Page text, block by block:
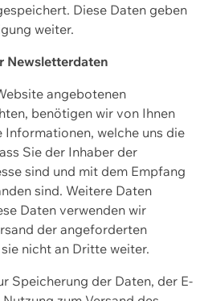
Diese Daten geben
weiter.
Newsletterdaten
angebotenen
benötigen wir von Ihnen
Informationen, welche uns die
Sie der Inhaber der
sind und mit dem Empfang
sind. Weitere Daten
Daten verwenden wir
der angeforderten
nicht an Dritte weiter.
Speicherung der Daten, der E-